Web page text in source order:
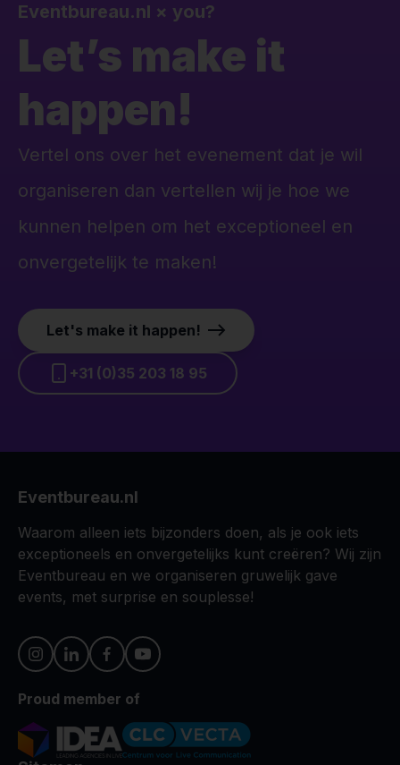
Eventbureau.nl × you?
Let’s make it
happen!
Vertel ons over het evenement dat je wil
organiseren dan vertellen wij je hoe we
kunnen helpen om het exceptioneel en
onvergetelijk te maken!
Let's make it happen!
+31 (0)35 203 18 95
Eventbureau.nl
Waarom alleen iets bijzonders doen, als je ook iets
exceptioneels en onvergetelijks kunt creëren? Wij zijn
Eventbureau en we organiseren gruwelijk gave
events, met surprise en souplesse!
Proud member of